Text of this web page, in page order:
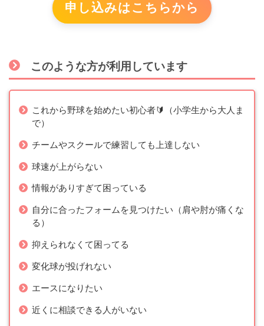
申し込みはこちらから
このような方が利用しています
これから野球を始めたい初心者🔰（小学生から大人ま
で）
チームやスクールで練習しても上達しない
球速が上がらない
情報がありすぎて困っている
自分に合ったフォームを見つけたい（肩や肘が痛くな
る）
抑えられなくて困ってる
変化球が投げれない
エースになりたい
近くに相談できる人がいない